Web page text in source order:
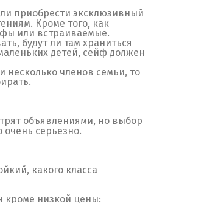
приобрести эксклюзивный
Кроме того, как
или встраиваемые.
будут ли там храниться
детей, сейф должен
несколько членов семьи, то
объявлениями, но выбор
очень серьезно.
какого класса
кроме низкой цены: